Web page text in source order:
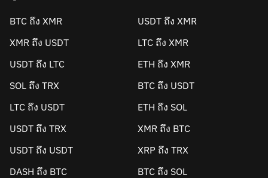
BTC ถึง XMR
USDT ถึง XMR
XMR ถึง USDT
LTC ถึง XMR
USDT ถึง LTC
ETH ถึง XMR
SOL ถึง TRX
BTC ถึง USDT
LTC ถึง USDT
ETH ถึง SOL
USDT ถึง TRX
XMR ถึง BTC
USDT ถึง USDT
XRP ถึง TRX
DASH ถึง BTC
BTC ถึง SOL